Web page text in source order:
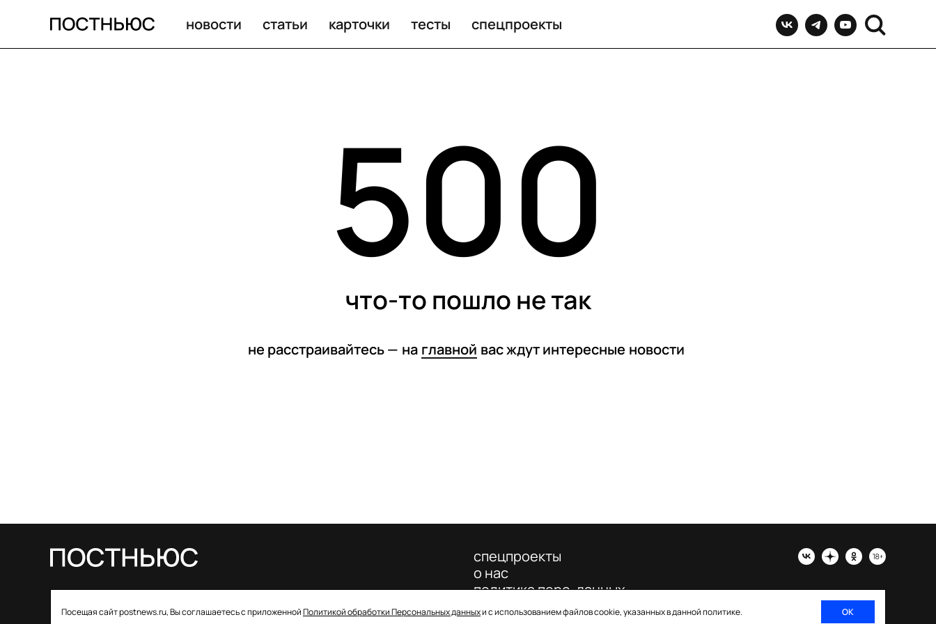
новости статьи карточки тесты спецпроекты
500
что-то пошло не так
не расстраивайтесь — на главной вас ждут интересные новости
Посещая сайт postnews.ru, Вы соглашаетесь с приложеннойПолитикой обработки Персональных данныхи с использованием файлов cookie, указанных в данной политике. ОК
о регистрации СМИ: ЭЛ № ФС 77–85757 от 22 августа
спецпроекты
о нас
политика перс. данных